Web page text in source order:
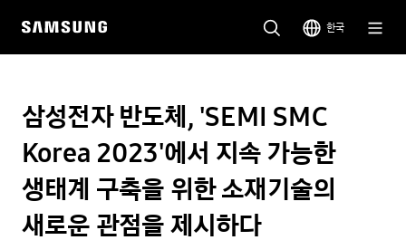
한국
삼성전자 반도체, 'SEMI SMC
Korea 2023'에서 지속 가능한
생태계 구축을 위한 소재기술의
새로운 관점을 제시하다